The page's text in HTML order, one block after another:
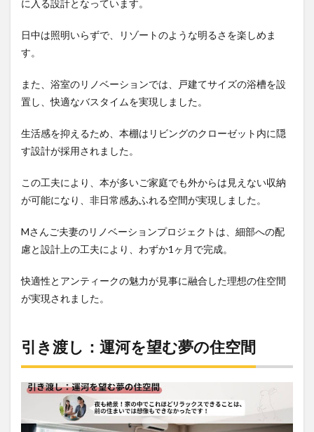
に入る設計となっています。
日中は照明いらずで、リゾートのような明るさを楽しめま
す。
また、浴室のリノベーションでは、戸建てサイズの浴槽を設
置し、快適なバスタイムを実現しました。
生活感を抑えるため、本棚はリビングのクローゼット内に隠
す設計が採用されました。
この工夫により、本が多いご家庭でも外からは見えない収納
が可能になり、非日常感あふれる空間が実現しました。
Mさんご夫妻のリノベーションプロジェクトは、細部への配
慮と設計上の工夫により、わずか1ヶ月で完成。
快適性とアンティークの魅力が見事に融合した理想の住空間
が実現されました。
引き渡し：運河を望む夢の住空間